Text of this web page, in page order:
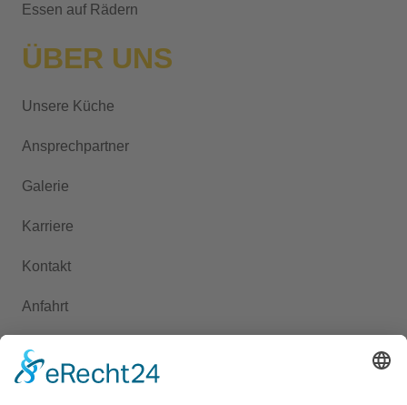
Essen auf Rädern
ÜBER UNS
Unsere Küche
Ansprechpartner
Galerie
Karriere
Kontakt
Anfahrt
Presse